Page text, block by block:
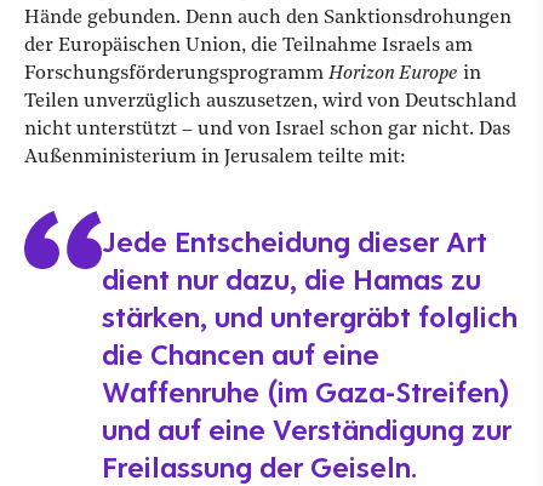
Hände gebunden. Denn auch den Sanktionsdrohungen
der Europäischen Union, die Teilnahme Israels am
Forschungsförderungsprogramm Horizon Europe in
Teilen unverzüglich auszusetzen, wird von Deutschland
nicht unterstützt – und von Israel schon gar nicht. Das
Außenministerium in Jerusalem teilte mit:
Jede Entscheidung dieser Art
dient nur dazu, die Hamas zu
stärken, und untergräbt folglich
die Chancen auf eine
Waffenruhe (im Gaza-Streifen)
und auf eine Verständigung zur
Freilassung der Geiseln.